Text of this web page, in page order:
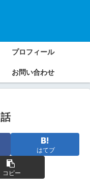
プロフィール
お問い合わせ
はてブ
コピー